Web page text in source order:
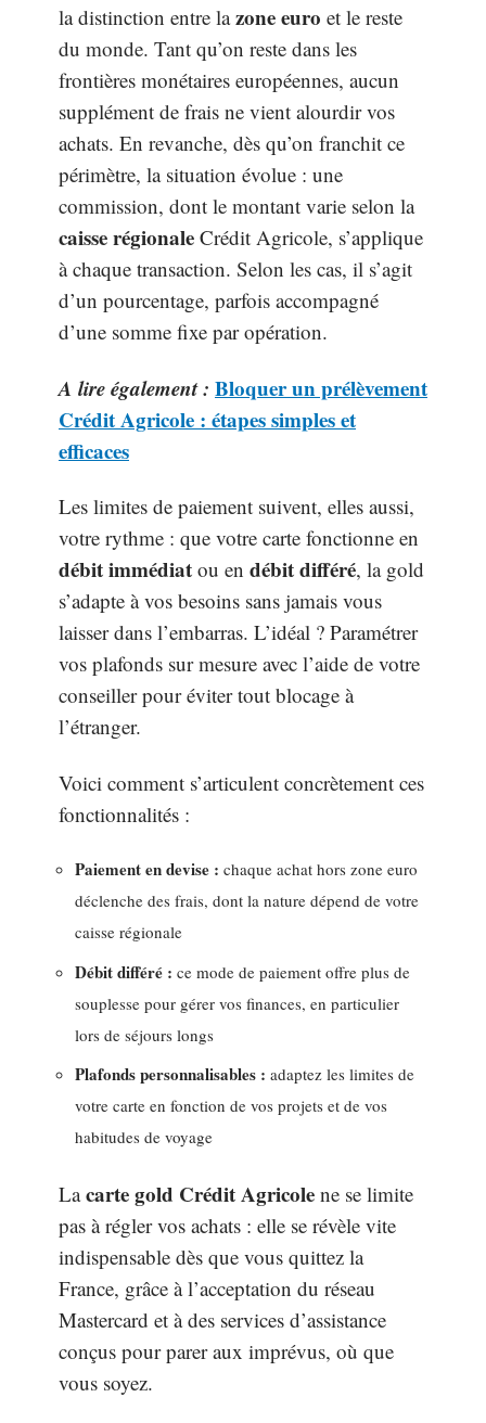
la distinction entre lazone euro et le reste
du monde. Tant qu’on reste dans les
frontières monétaires européennes, aucun
supplément de frais ne vient alourdir vos
achats. En revanche, dès qu’on franchit ce
périmètre, la situation évolue : une
commission, dont le montant varie selon la
caisse régionale Crédit Agricole, s’applique
à chaque transaction. Selon les cas, il s’agit
d’un pourcentage, parfois accompagné
d’une somme fixe par opération.
A lire également : Bloquer un prélèvement
Crédit Agricole : étapes simples et
efficaces
Les limites de paiement suivent, elles aussi,
votre rythme : que votre carte fonctionne en
débit immédiat ou en débit différé, la gold
s’adapte à vos besoins sans jamais vous
laisser dans l’embarras. L’idéal ? Paramétrer
vos plafonds sur mesure avec l’aide de votre
conseiller pour éviter tout blocage à
l’étranger.
Voici comment s’articulent concrètement ces
fonctionnalités :
Paiement en devise : chaque achat hors zone euro
déclenche des frais, dont la nature dépend de votre
caisse régionale
Débit différé : ce mode de paiement offre plus de
souplesse pour gérer vos finances, en particulier
lors de séjours longs
Plafonds personnalisables : adaptez les limites de
votre carte en fonction de vos projets et de vos
habitudes de voyage
Lacarte gold Crédit Agricole ne se limite
pas à régler vos achats : elle se révèle vite
indispensable dès que vous quittez la
France, grâce à l’acceptation du réseau
Mastercard et à des services d’assistance
conçus pour parer aux imprévus, où que
vous soyez.